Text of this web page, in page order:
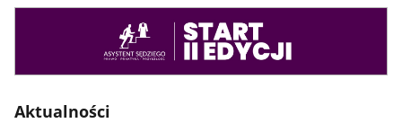
Aktualności